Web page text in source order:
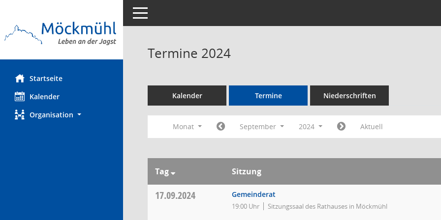
Startseite
Kalender
Organisation
Toggle navigation
Termine 2024
Kalender Termine Niederschriften
Monat September 2024 Aktuell
Tag Sitzung
17.09.2024 Gemeinderat
19:00 Uhr Sitzungssaal des Rathauses in Möckmühl